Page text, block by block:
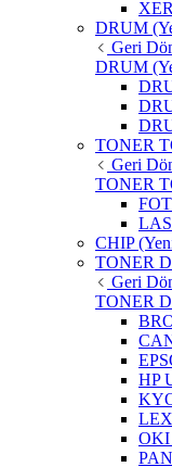
DRUM
Geri
DRUM
TONER
Geri
TONER
CHIP
TONER
Geri
TONER
HP
OKI